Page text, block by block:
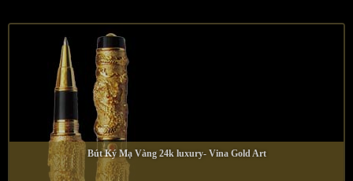
Bút Ký Mạ Vàng 24k luxury- Vina Gold Art